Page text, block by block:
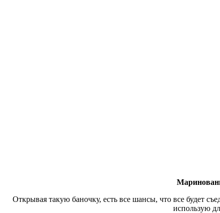
Открывая такую баночку, есть все шансы, что все будет
использую